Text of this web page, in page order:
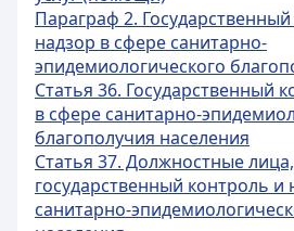
Параграф 2.
надзор в сфере санитарно-
эпидемиологического
Статья 36. Государственный
в сфере санитарно-
благополучия населения
Статья 37. Должностные
государственный контроль и
санитарно-